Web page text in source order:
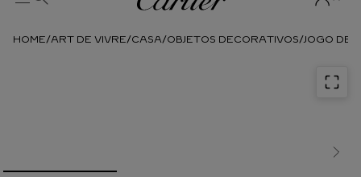
ART DE VIVRE CASA OBJETOS DECORATIVOS JOGO DE